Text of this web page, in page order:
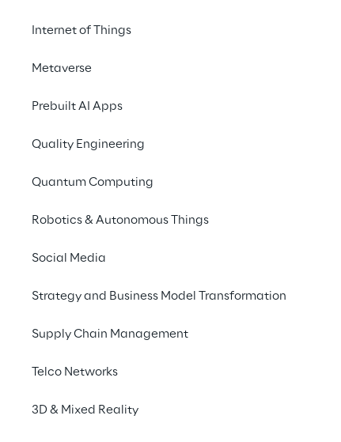
Internet of Things
Metaverse
Prebuilt AI Apps
Quality Engineering
Quantum Computing
Robotics & Autonomous Things
Social Media
Strategy and Business Model Transformation
Supply Chain Management
Telco Networks
3D & Mixed Reality
und dessen
Verwendung des
Google Ads
schnelllebigen
Dieser Report
Coronavirus vor
Da sich die
April 2020